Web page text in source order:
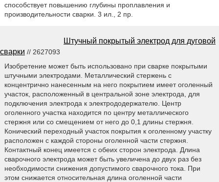
способствует повышению глубины проплавления и
производительности сварки. 3 ил., 2 пр.
Штучный покрытый электрод для дуговой
сварки // 2627093
Изобретение может быть использовано при сварке покрытыми
штучными электродами. Металлический стержень с
концентрично нанесенным на него покрытием имеет оголенный
участок, расположенный в центральной зоне электрода, для
подключения электрода к электрододержателю. Центр
оголенного участка находится по центру металлического
стержня или со смещением от него до 0,1 длины стержня.
Конический переходный участок покрытия к оголенному участку
расположен с каждой стороны оголенной части стержня.
Контактный конец имеется с обеих сторон электрода. Длина
сварочного электрода может быть увеличена до двух раз без
необходимости снижения допустимого сварочного тока. При
этом снижается относительная длина оголенной части